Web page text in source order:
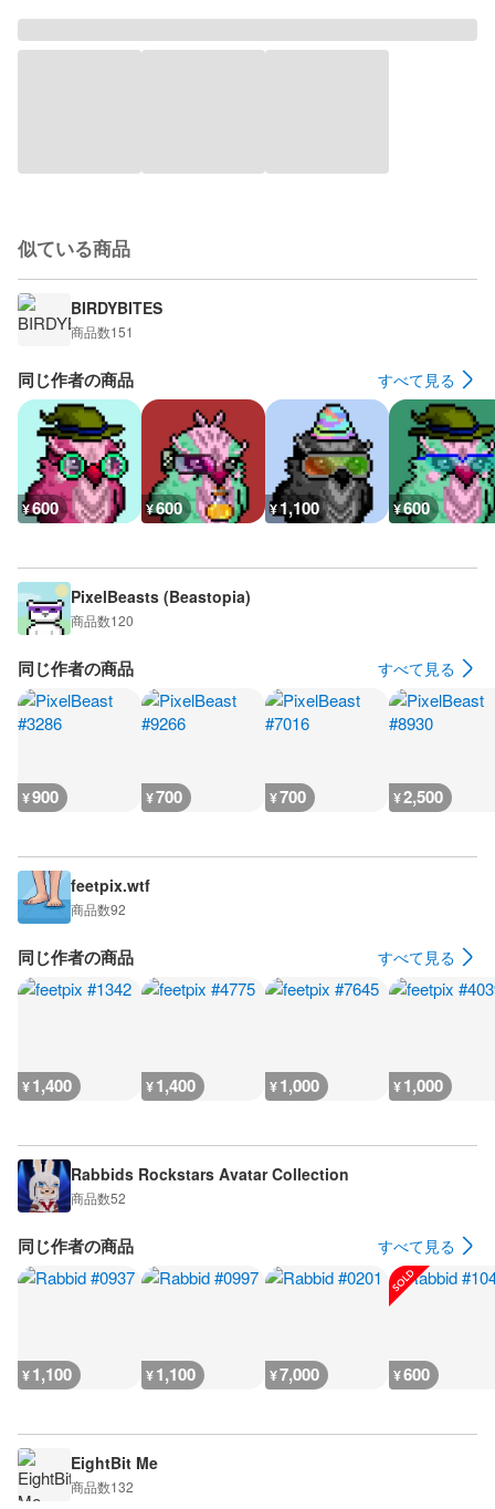
似ている商品
BIRDYBITES
商品数151
同じ作者の商品 すべて見る
¥600 ¥600 ¥1,100 ¥600
PixelBeasts (Beastopia)
商品数120
同じ作者の商品 すべて見る
¥900 ¥700 ¥700 ¥2,500
feetpix.wtf
商品数92
同じ作者の商品 すべて見る
¥1,400 ¥1,400 ¥1,000 ¥1,000
Rabbids Rockstars Avatar Collection
商品数52
同じ作者の商品 すべて見る
¥1,100 ¥1,100 ¥7,000 ¥600
EightBit Me
商品数132